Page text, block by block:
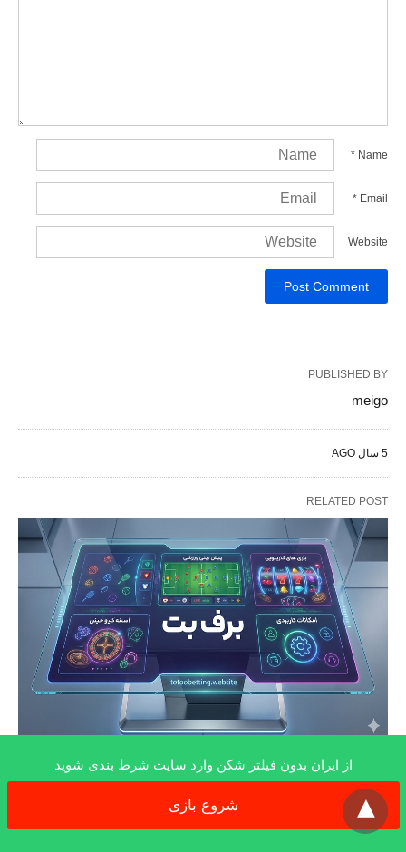
Name
*
Email
*
Website
PUBLISHED BY
meigo
5 سال AGO
RELATED POST
برف بت (barf bet) | راهنمای ورود به سایت
بدون فیلتر و اپلیکیشن اختصاصی
از ایران بدون فیلتر شکن وارد سایت شرط بندی شوید
شروع بازی